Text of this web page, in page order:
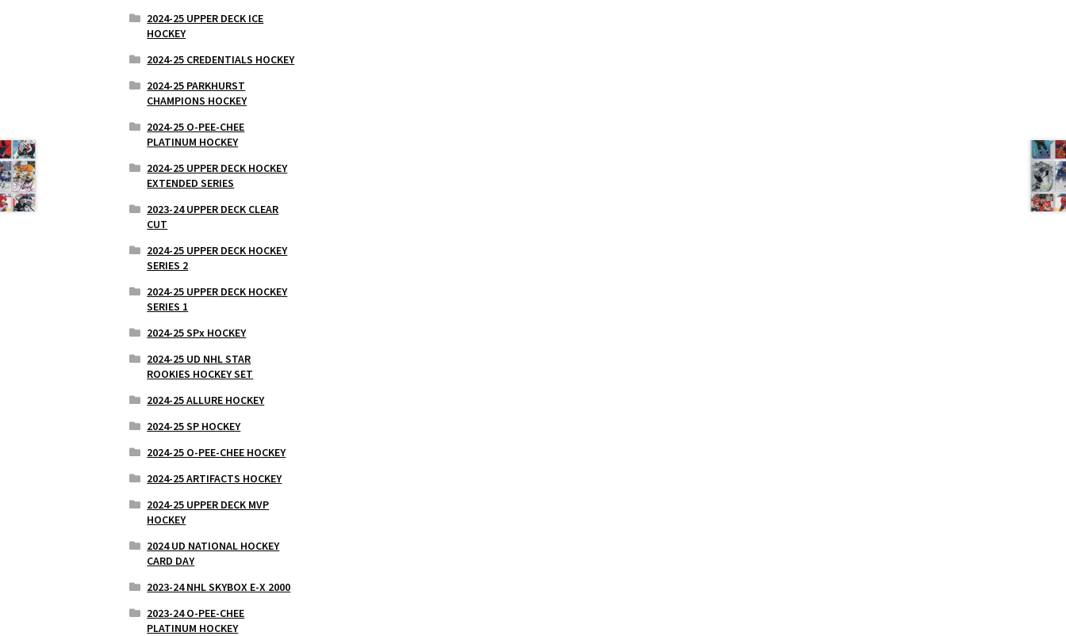
2024-25 UPPER DECK ICE
HOCKEY
2024-25 CREDENTIALS HOCKEY
2024-25 PARKHURST
CHAMPIONS HOCKEY
2024-25 O-PEE-CHEE
PLATINUM HOCKEY
2024-25 UPPER DECK HOCKEY
EXTENDED SERIES
2023-24 UPPER DECK CLEAR
CUT
2024-25 UPPER DECK HOCKEY
SERIES 2
2024-25 UPPER DECK HOCKEY
SERIES 1
2024-25 SPx HOCKEY
2024-25 UD NHL STAR
ROOKIES HOCKEY SET
2024-25 ALLURE HOCKEY
2024-25 SP HOCKEY
2024-25 O-PEE-CHEE HOCKEY
2024-25 ARTIFACTS HOCKEY
2024-25 UPPER DECK MVP
HOCKEY
2024 UD NATIONAL HOCKEY
CARD DAY
2023-24 NHL SKYBOX E-X 2000
2023-24 O-PEE-CHEE
PLATINUM HOCKEY